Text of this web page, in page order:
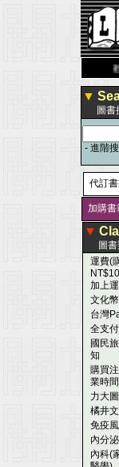
歡迎使用
▼
圖書
- 進階
代訂
加購書
▼
圖書
運費(
加上
文化
台灣
全支
國民
知
購買
業時間
力大
橘井
免疫
內分
內科(